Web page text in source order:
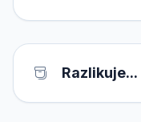
Razlikuje...